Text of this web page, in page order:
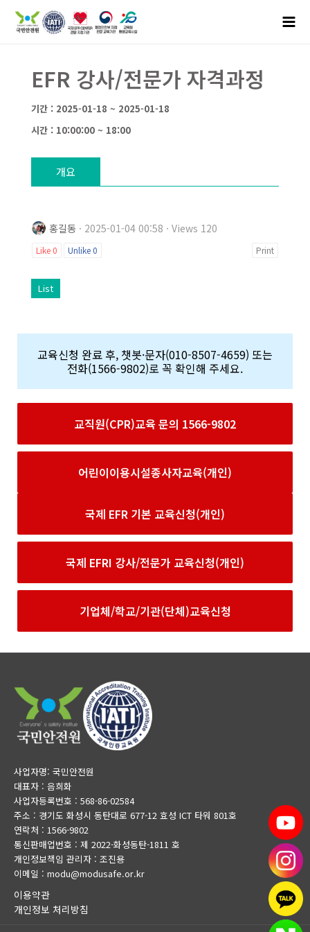
EFR 강사/전문가 자격과정
기간 : 2025-01-18 ~ 2025-01-18
시간 : 10:00:00 ~ 18:00
개요
홍길동 · 2025-01-04 00:58 · Views 120
Like 0 Unlike0 Print
List
교육신청 완료 후, 챗봇·문자(010-8507-4659) 또는
전화(1566-9802)로 꼭 확인해 주세요.
교직원(CPR)교육 문의 1566-9802
어린이이용시설종사자교육(개인)
국제 EFR 기본 교육신청(개인)
국제 EFRI 강사/전문가 교육신청(개인)
기업체/학교/기관(단체)교육신청
사업자명: 국민안전원
대표자 : 음희화
사업자등록번호 : 568-86-02584
주소 : 경기도 화성시 동탄대로 677-12 효성 ICT 타워 801호
연락처 : 1566-9802
통신판매업번호 : 제 2022-화성동탄-1811 호
개인정보책임 관리자 : 조진용
이메일 : modu@modusafe.or.kr
이용약관
개인정보 처리방침